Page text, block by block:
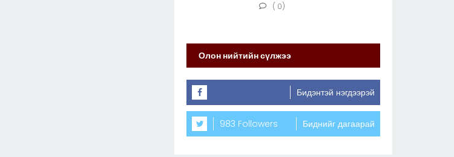
( 0)
Олон нийтийн сүлжээ
Бидэнтэй нэгдээрэй
983 Followers Биднийг дагаарай